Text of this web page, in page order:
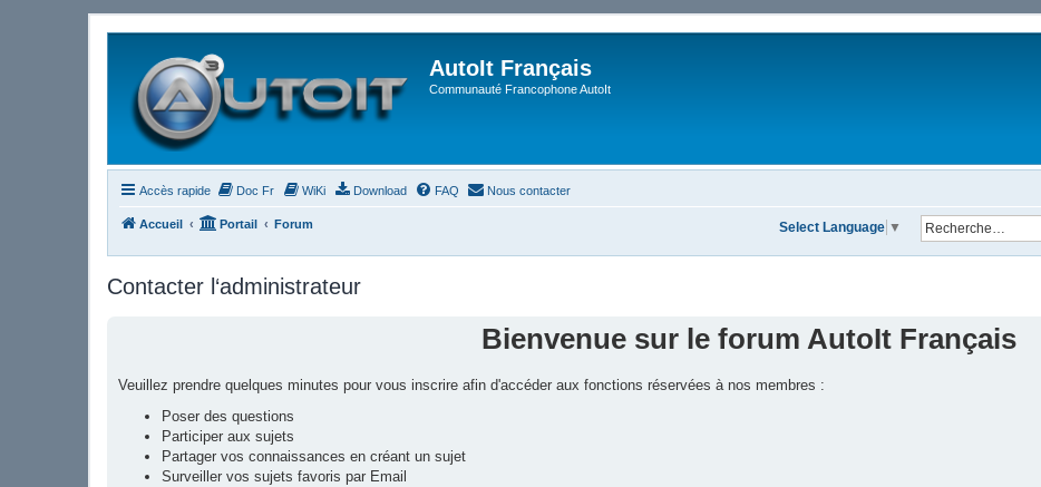
AutoIt Français
Communauté Francophone AutoIt
Accès rapide Doc Fr WiKi Download FAQ Nous contacter
Accueil Portail Forum Select Language ▼
Contacter l‘administrateur
Bienvenue sur le forum AutoIt Français
Veuillez prendre quelques minutes pour vous inscrire afin d'accéder aux fonctions réservées à nos membres :
Poser des questions
Participer aux sujets
Partager vos connaissances en créant un sujet
Surveiller vos sujets favoris par Email